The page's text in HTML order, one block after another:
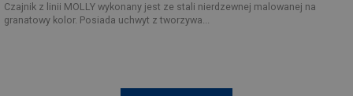
Czajnik z linii MOLLY wykonany jest ze stali nierdzewnej malowanej na
granatowy kolor. Posiada uchwyt z tworzywa...